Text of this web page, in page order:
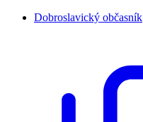
Dobroslavický občasník